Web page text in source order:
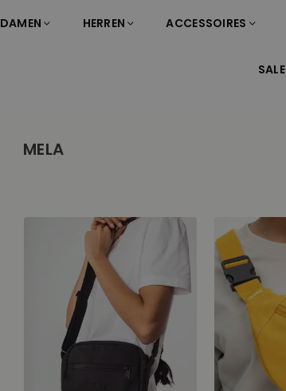
DAMEN HERREN ACCESSOIRES
SALE
MELA